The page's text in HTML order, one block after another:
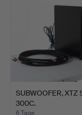
SUBWOOFER, XTZ
300C.
6 Tage